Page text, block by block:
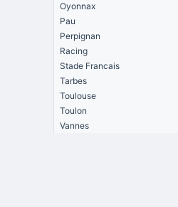
Oyonnax
Pau
Perpignan
Racing
Stade Francais
Tarbes
Toulouse
Toulon
Vannes